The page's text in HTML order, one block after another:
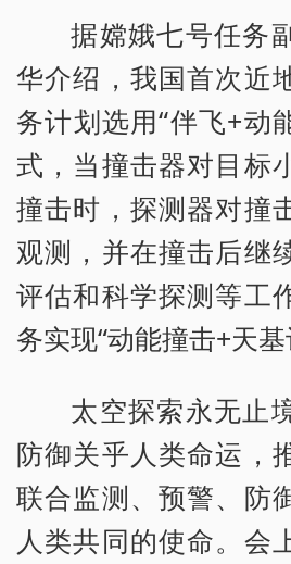
据嫦娥七号任务
华介绍，我国首次近
务计划选用“伴飞+动
式，当撞击器对目标
撞击时，探测器对撞
观测，并在撞击后继
评估和科学探测等工
务实现“动能撞击+天基
太空探索永无止
防御关乎人类命运，
联合监测、预警、防
人类共同的使命。会